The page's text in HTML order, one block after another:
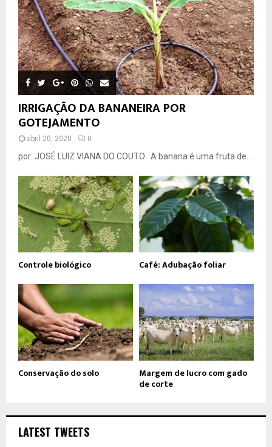
IRRIGAÇÃO DA BANANEIRA POR
GOTEJAMENTO
abril 20, 2020 0
por: JOSÉ LUIZ VIANA DO COUTO A banana é uma fruta de...
Controle biológico Café: Adubação foliar
Conservação do solo Margem de lucro com gado
de corte
LATEST TWEETS